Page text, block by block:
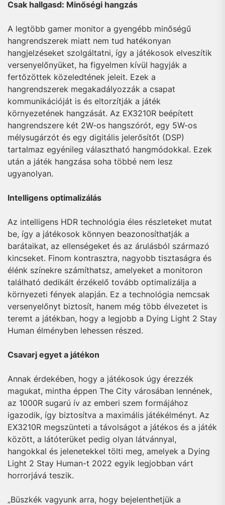
Csak hallgasd: Minőségi hangzás
A legtöbb gamer monitor a gyengébb minőségű
hangrendszerek miatt nem tud hatékonyan
hangjelzéseket szolgáltatni, így a játékosok elveszítik
versenyelőnyüket, ha figyelmen kívül hagyják a
fertőzöttek közeledtének jeleit. Ezek a
hangrendszerek megakadályozzák a csapat
kommunikációját is és eltorzítják a játék
környezetének hangzását. Az EX3210R beépített
hangrendszere két 2W-os hangszórót, egy 5W-os
mélysugárzót és egy digitális jelerősítőt (DSP)
tartalmaz egyénileg választható hangmódokkal. Ezek
után a játék hangzása soha többé nem lesz
ugyanolyan.
Intelligens optimalizálás
Az intelligens HDR technológia éles részleteket mutat
be, így a játékosok könnyen beazonosíthatják a
barátaikat, az ellenségeket és az árulásból származó
kincseket. Finom kontrasztra, nagyobb tisztaságra és
élénk színekre számíthatsz, amelyeket a monitoron
található dedikált érzékelő tovább optimalizálja a
környezeti fények alapján. Ez a technológia nemcsak
versenyelőnyt biztosít, hanem még több élvezetet is
teremt a játékban, hogy a legjobb a Dying Light 2 Stay
Human élményben lehessen részed.
Csavarj egyet a játékon
Annak érdekében, hogy a játékosok úgy érezzék
magukat, mintha éppen The City városában lennének,
az 1000R sugarú ív az emberi szem formájához
igazodik, így biztosítva a maximális játékélményt. Az
EX3210R megszünteti a távolságot a játékos és a játék
között, a látóterüket pedig olyan látvánnyal,
hangokkal és jelenetekkel tölti meg, amelyek a Dying
Light 2 Stay Human-t 2022 egyik legjobban várt
horrorjává teszik.
„Büszkék vagyunk arra, hogy bejelenthetjük a